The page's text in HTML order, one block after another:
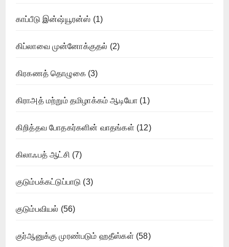
காப்பீடு இன்ஷ்யூரன்ஸ் (1)
கிப்லாவை முன்னோக்குதல் (2)
கிரகணத் தொழுகை(3)
கிராஅத் மற்றும் தமிழாக்கம் ஆடியோ (1)
கிறித்தவ போதகர்களின் வாதங்கள் (12)
கிலாஃபத் ஆட்சி (7)
குடும்பக்கட்டுப்பாடு (3)
குடும்பவியல் (56)
குர்ஆனுக்கு முரண்படும் ஹதீஸ்கள் (58)